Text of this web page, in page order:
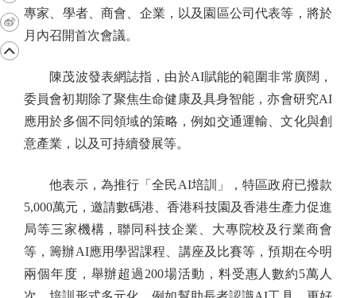
專家、學者、商會、企業，以及園區公司代表等，將於
月內召開首次會議。
陳茂波發表網誌指，由於AI賦能的範圍非常廣闊，
委員會初期除了聚焦生命健康及具身智能，亦會研究AI
應用於多個不同領域的策略，例如交通運輸、文化與創
意產業，以及可持續發展等。
他表示，為推行「全民AI培訓」，特區政府已撥款
5,000萬元，邀請數碼港、香港科技園及香港生產力促進
局等三家機構，聯同科技企業、大專院校及行業商會
等，籌辦AI應用學習課程、講座及比賽等，預期在今明
兩個年度，舉辦超過200場活動，料受惠人數約5萬人